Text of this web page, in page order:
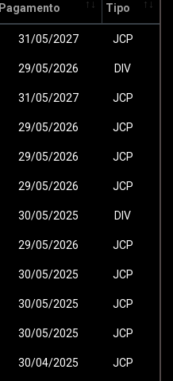
Pagamento Tipo
31/05/2027 JCP
29/05/2026 DIV
31/05/2027 JCP
29/05/2026 JCP
29/05/2026 JCP
29/05/2026 JCP
30/05/2025 DIV
29/05/2026 JCP
30/05/2025 JCP
30/05/2025 JCP
30/05/2025 JCP
30/04/2025 JCP